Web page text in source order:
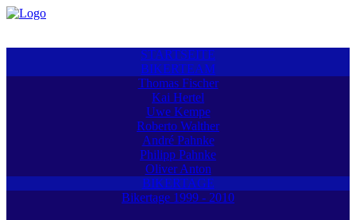
STARTSEITE
BIKERTEAM
Thomas Fischer
Kai Hertel
Uwe Kempe
Roberto Walther
André Pahnke
Philipp Pahnke
Oliver Anton
BIKERTAGE
Bikertage 1999 - 2010